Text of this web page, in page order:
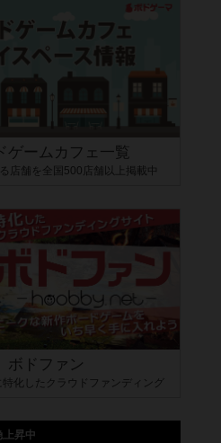
ゲームカフェ一覧
店舗を全国500店舗以上掲載中
ボドファン
化したクラウドファンディング
上昇中